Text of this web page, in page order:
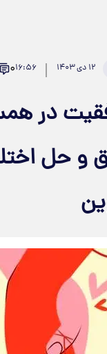
۱۲ دی ۱۴۰۳ ۱۶:۵۶۰
در
و حل